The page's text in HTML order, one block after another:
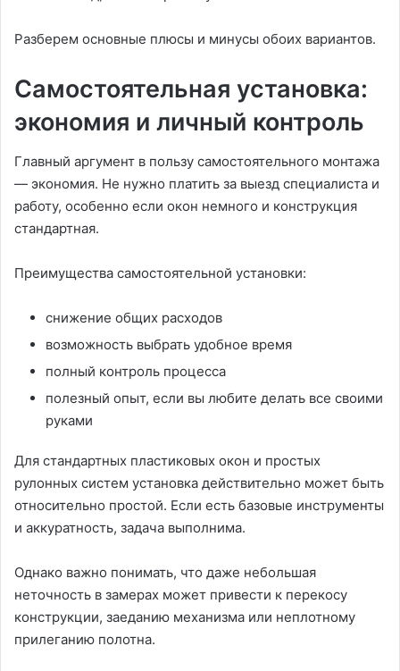
Разберем основные плюсы и минусы обоих вариантов.
Самостоятельная установка:
экономия и личный контроль
Главный аргумент в пользу самостоятельного монтажа
— экономия. Не нужно платить за выезд специалиста и
работу, особенно если окон немного и конструкция
стандартная.
Преимущества самостоятельной установки:
снижение общих расходов
возможность выбрать удобное время
полный контроль процесса
полезный опыт, если вы любите делать все своими
руками
Для стандартных пластиковых окон и простых
рулонных систем установка действительно может быть
относительно простой. Если есть базовые инструменты
и аккуратность, задача выполнима.
Однако важно понимать, что даже небольшая
неточность в замерах может привести к перекосу
конструкции, заеданию механизма или неплотному
прилеганию полотна.